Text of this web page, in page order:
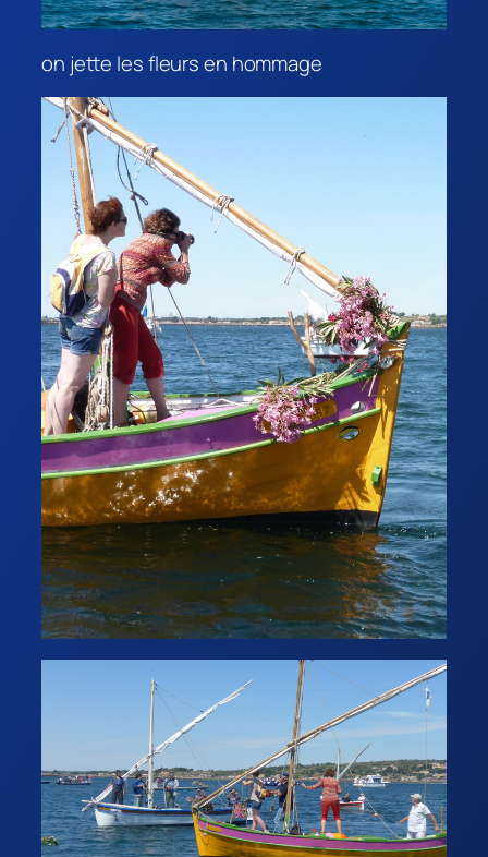
on jette les fleurs en hommage